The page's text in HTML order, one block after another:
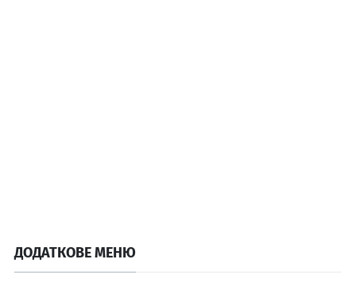
ДОДАТКОВЕ МЕНЮ